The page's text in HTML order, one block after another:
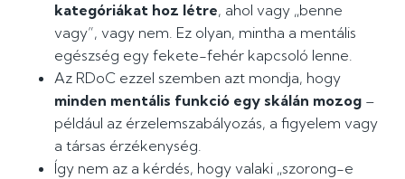
kategóriákat hoz létre, ahol vagy „benne
vagy”, vagy nem. Ez olyan, mintha a mentális
egészség egy fekete-fehér kapcsoló lenne.
Az RDoC ezzel szemben azt mondja, hogy
minden mentális funkció egy skálán mozog –
például az érzelemszabályozás, a figyelem vagy
a társas érzékenység.
Így nem az a kérdés, hogy valaki „szorong-e